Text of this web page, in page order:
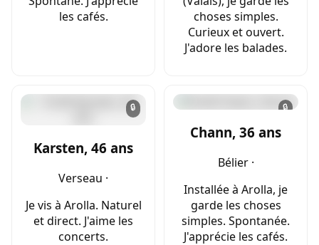
les cafés.
choses simples.
Curieux et ouvert.
J'adore les balades.
🔒
Karsten, 46 ans
Verseau ·
Je vis à Arolla. Naturel
et direct. J'aime les
concerts.
🔒
Chann, 36 ans
Bélier ·
Installée à Arolla, je
garde les choses
simples. Spontanée.
J'apprécie les cafés.